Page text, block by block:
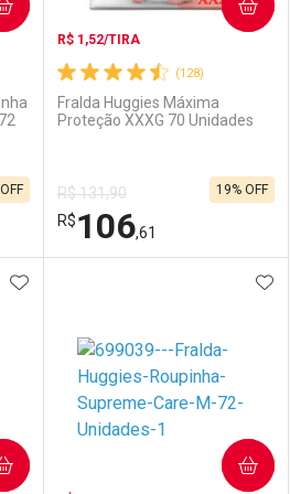
(128)
R$ 1,52/TIRA
Fralda Huggies Máxima
Proteção XXXG 70 Unidades
R$ 131,90
R$106,61
19% OFF
COMPRAR
Laboratório
Por Menos
ADICIONAR AOS FAVORITOS
COMPRAR